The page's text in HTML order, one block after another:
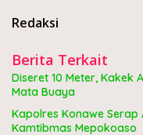
Redaksi
Berita Terkait
Diseret 10 Meter, Kakek
Mata Buaya
Kapolres Konawe
Kamtibmas Mepokoaso